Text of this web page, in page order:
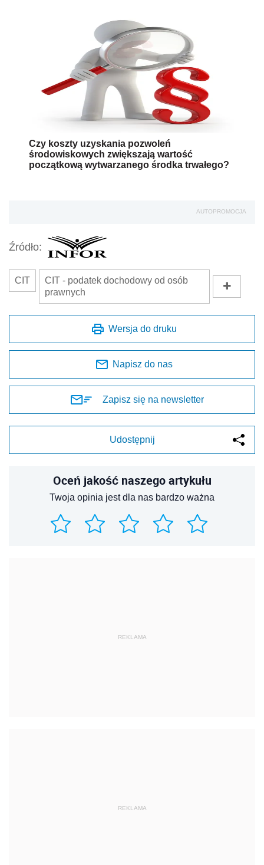
Czy koszty uzyskania pozwoleń
środowiskowych zwiększają wartość
początkową wytwarzanego środka trwałego?
AUTOPROMOCJA
Źródło:
CIT
CIT - podatek dochodowy od osób
prawnych
Wersja do druku
Napisz do nas
Zapisz się na newsletter
Udostępnij
Oceń jakość naszego artykułu
Twoja opinia jest dla nas bardzo ważna
REKLAMA
REKLAMA